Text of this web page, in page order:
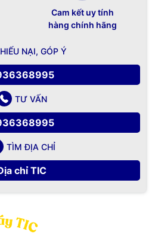
Cam kết uy tính
hàng chính hãng
NẠI, GÓP Ý
TƯ VẤN
TÌM ĐỊA CHỈ
chỉ TIC